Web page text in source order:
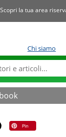
la tua area
Chi siamo